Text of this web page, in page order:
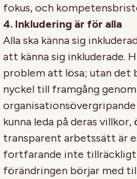
fokus, och
4. Inkludering är för alla
Alla ska känna sig
att känna sig inkluderade.
problem att lösa; utan det
nyckel till framgång
kunna leda på deras
transparent arbetssätt är
fortfarande inte tillräckligt
förändringen börjar med